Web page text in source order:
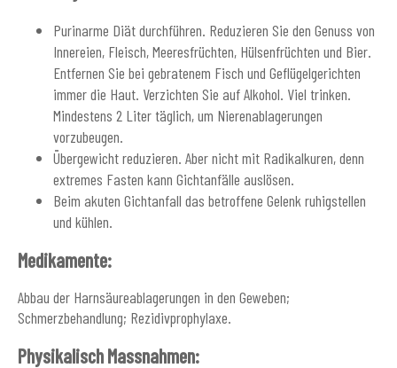
Purinarme Diät durchführen. Reduzieren Sie den Genuss von
Innereien, Fleisch, Meeresfrüchten, Hülsenfrüchten und Bier.
Entfernen Sie bei gebratenem Fisch und Geflügelgerichten
immer die Haut. Verzichten Sie auf Alkohol. Viel trinken.
Mindestens 2 Liter täglich, um Nierenablagerungen
vorzubeugen.
Übergewicht reduzieren. Aber nicht mit Radikalkuren, denn
extremes Fasten kann Gichtanfälle auslösen.
Beim akuten Gichtanfall das betroffene Gelenk ruhigstellen
und kühlen.
Medikamente:
Abbau der Harnsäureablagerungen in den Geweben;
Schmerzbehandlung; Rezidivprophylaxe.
Physikalisch Massnahmen: